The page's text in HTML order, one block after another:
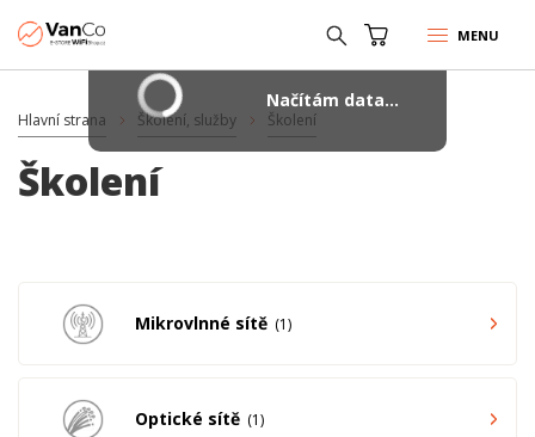
MENU
Hlavní strana Školení, služby Školení
Školení
Mikrovlnné sítě 1
Optické sítě 1
Načítám data...